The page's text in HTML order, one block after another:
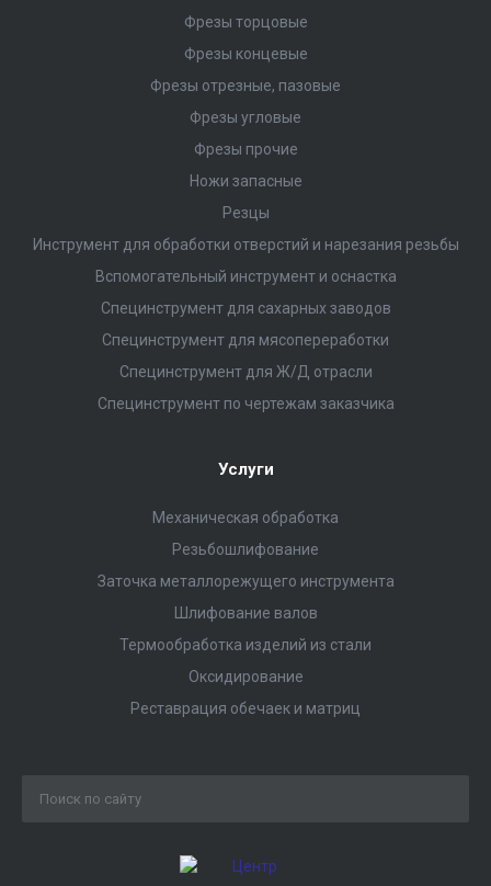
Фрезы торцовые
Фрезы концевые
Фрезы отрезные, пазовые
Фрезы угловые
Фрезы прочие
Ножи запасные
Резцы
Инструмент для обработки отверстий и нарезания резьбы
Вспомогательный инструмент и оснастка
Специнструмент для сахарных заводов
Специнструмент для мясопереработки
Специнструмент для Ж/Д отрасли
Специнструмент по чертежам заказчика
Услуги
Механическая обработка
Резьбошлифование
Заточка металлорежущего инструмента
Шлифование валов
Термообработка изделий из стали
Оксидирование
Реставрация обечаек и матриц